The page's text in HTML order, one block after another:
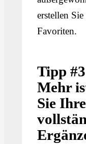
erstellen
Favoriten.
Tipp #3
Mehr
Sie